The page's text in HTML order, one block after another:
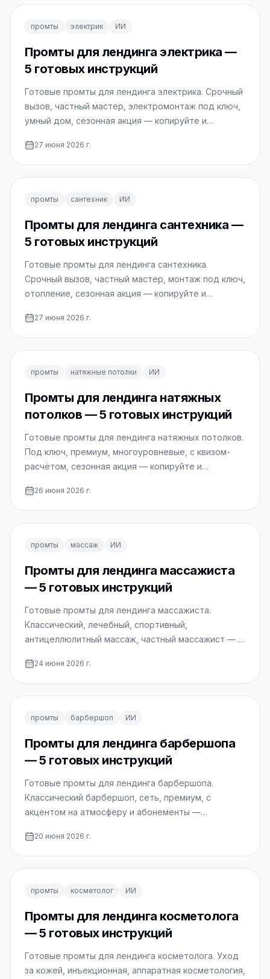
промты электрик ИИ
Промты для лендинга электрика —
5 готовых инструкций
Готовые промты для лендинга электрика. Срочный
вызов, частный мастер, электромонтаж под ключ,
умный дом, сезонная акция — копируйте и
27 июня 2026 г.
промты сантехник ИИ
Промты для лендинга сантехника —
5 готовых инструкций
Готовые промты для лендинга сантехника.
Срочный вызов, частный мастер, монтаж под ключ,
отопление, сезонная акция — копируйте и
27 июня 2026 г.
промты натяжные потолки ИИ
Промты для лендинга натяжных
потолков — 5 готовых инструкций
Готовые промты для лендинга натяжных потолков.
Под ключ, премиум, многоуровневые, с квизом-
расчётом, сезонная акция — копируйте и
26 июня 2026 г.
промты массаж ИИ
Промты для лендинга массажиста
— 5 готовых инструкций
Готовые промты для лендинга массажиста.
Классический, лечебный, спортивный,
антицеллюлитный массаж, частный массажист — с
24 июня 2026 г.
промты барбершоп ИИ
Промты для лендинга барбершопа
— 5 готовых инструкций
Готовые промты для лендинга барбершопа.
Классический барбершоп, сеть, премиум, с
акцентом на атмосферу и абонементы —
20 июня 2026 г.
промты косметолог ИИ
Промты для лендинга косметолога
— 5 готовых инструкций
Готовые промты для лендинга косметолога. Уход
за кожей, инъекционная, аппаратная косметология,